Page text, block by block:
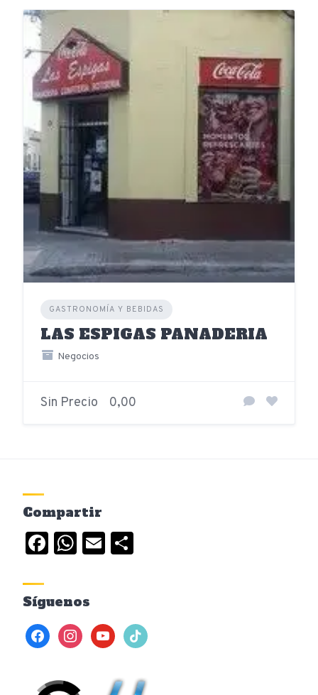
GASTRONOMÍA Y BEBIDAS
LAS ESPIGAS PANADERIA
Negocios
Sin Precio 0,00
Compartir
Facebook
WhatsApp
Email
Síguenos
facebookinstagramyoutubetiktok